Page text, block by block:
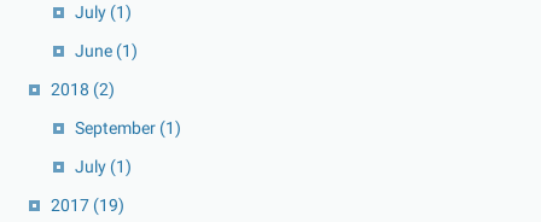
July (1)
June (1)
2018 (2)
September (1)
July (1)
2017 (19)